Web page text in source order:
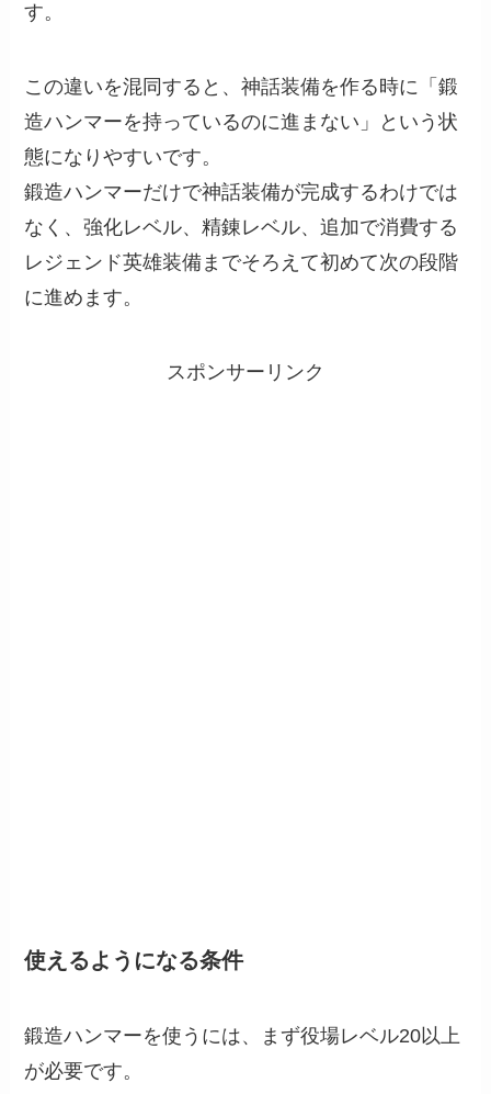
す。
この違いを混同すると、神話装備を作る時に「鍛
造ハンマーを持っているのに進まない」という状
態になりやすいです。
鍛造ハンマーだけで神話装備が完成するわけでは
なく、強化レベル、精錬レベル、追加で消費する
レジェンド英雄装備までそろえて初めて次の段階
に進めます。
スポンサーリンク
使えるようになる条件
鍛造ハンマーを使うには、まず役場レベル20以上
が必要です。